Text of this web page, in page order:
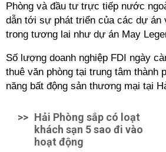
Phòng và đầu tư trực tiếp nước
dẫn tới sự phát triển của các dự án
trong tương lai như dự án May
Số lượng doanh nghiệp FDI ngày
thuê văn phòng tại trung tâm thành
năng bất động sản thương mại tại
>> Hải Phòng sắp có loạt
khách sạn 5 sao đi vào
hoạt động